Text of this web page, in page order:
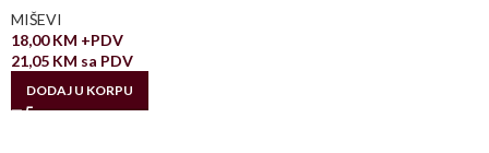
MIŠEVI
18,00KM +PDV
21,05 KM sa PDV
DODAJ U KORPU